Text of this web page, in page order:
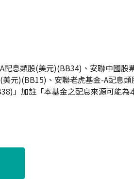
配息類股(美元)(BB34)、安聯中國股
元)(BB15)、安聯老虎基金-A配息
」加註「本基金之配息來源可能為